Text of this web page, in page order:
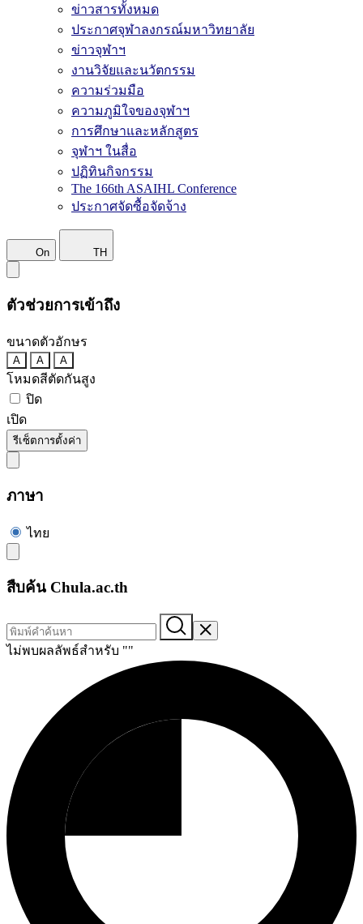
ข่าวสารทั้งหมด
ประกาศจุฬาลงกรณ์มหาวิทยาลัย
ข่าวจุฬาฯ
งานวิจัยและนวัตกรรม
ความร่วมมือ
ความภูมิใจของจุฬาฯ
การศึกษาและหลักสูตร
จุฬาฯ ในสื่อ
ปฏิทินกิจกรรม
The 166th ASAIHL Conference
ประกาศจัดซื้อจัดจ้าง
On TH
ตัวช่วยการเข้าถึง
ขนาดตัวอักษร
A A A
โหมดสีตัดกันสูง
ปิด
เปิด
รีเซ็ตการตั้งค่า
ภาษา
ไทย
สืบค้น Chula.ac.th
ไม่พบผลลัพธ์สำหรับ ""